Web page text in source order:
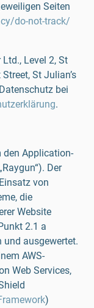
Seiten
do-not-track/
Level 2, St
St Julian’s
bei
.
den Application-
Der
von
die
Website
2.1 a
und ausgewertet.
AWS-
Web Services,
)